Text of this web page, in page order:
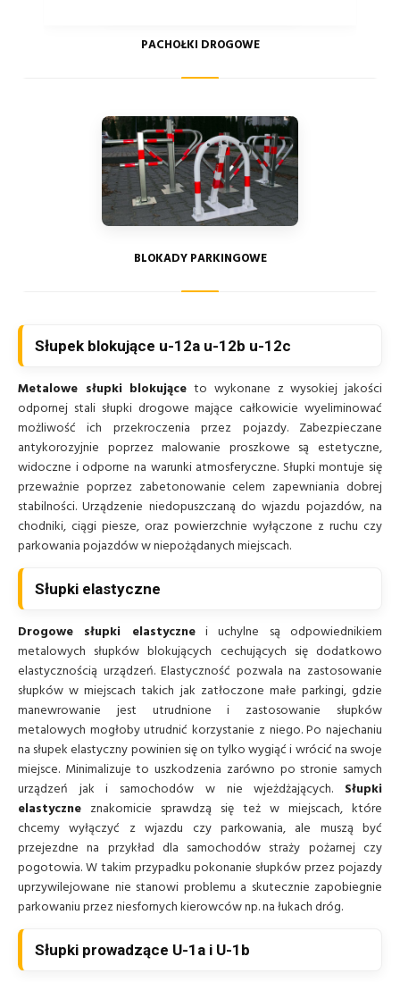
PACHOŁKI DROGOWE
BLOKADY PARKINGOWE
Słupek blokujące u-12a u-12b u-12c
Metalowe słupki blokujące to wykonane z wysokiej jakości
odpornej stali słupki drogowe mające całkowicie wyeliminować
możliwość ich przekroczenia przez pojazdy. Zabezpieczane
antykorozyjnie poprzez malowanie proszkowe są estetyczne,
widoczne i odporne na warunki atmosferyczne. Słupki montuje się
przeważnie poprzez zabetonowanie celem zapewniania dobrej
stabilności. Urządzenie niedopuszczaną do wjazdu pojazdów, na
chodniki, ciągi piesze, oraz powierzchnie wyłączone z ruchu czy
parkowania pojazdów w niepożądanych miejscach.
Słupki elastyczne
Drogowe słupki elastycznei uchylne są odpowiednikiem
metalowych słupków blokujących cechujących się dodatkowo
elastycznością urządzeń. Elastyczność pozwala na zastosowanie
słupków w miejscach takich jak zatłoczone małe parkingi, gdzie
manewrowanie jest utrudnione i zastosowanie słupków
metalowych mogłoby utrudnić korzystanie z niego. Po najechaniu
na słupek elastyczny powinien się on tylko wygiąć i wrócić na swoje
miejsce. Minimalizuje to uszkodzenia zarówno po stronie samych
urządzeń jak i samochodów w nie wjeżdżających. Słupki
elastyczne znakomicie sprawdzą się też w miejscach, które
chcemy wyłączyć z wjazdu czy parkowania, ale muszą być
przejezdne na przykład dla samochodów straży pożarnej czy
pogotowia. W takim przypadku pokonanie słupków przez pojazdy
uprzywilejowane nie stanowi problemu a skutecznie zapobiegnie
parkowaniu przez niesfornych kierowców np. na łukach dróg.
Słupki prowadzące U-1a i U-1b